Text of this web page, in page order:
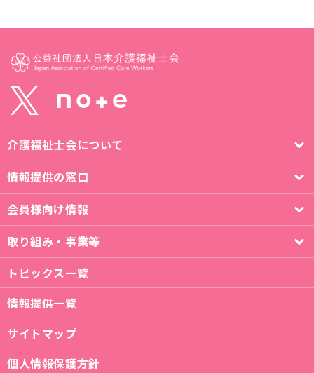
介護福祉士会について
情報提供の窓口
会員様向け情報
取り組み・事業等
トピックス一覧
情報提供一覧
サイトマップ
個人情報保護方針